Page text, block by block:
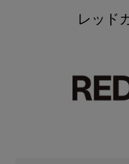
ランキング
メールマガジン登録
レッド